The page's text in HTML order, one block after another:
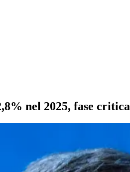
nel 2025, fase critica